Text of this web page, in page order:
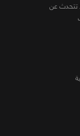
تتحدث عن